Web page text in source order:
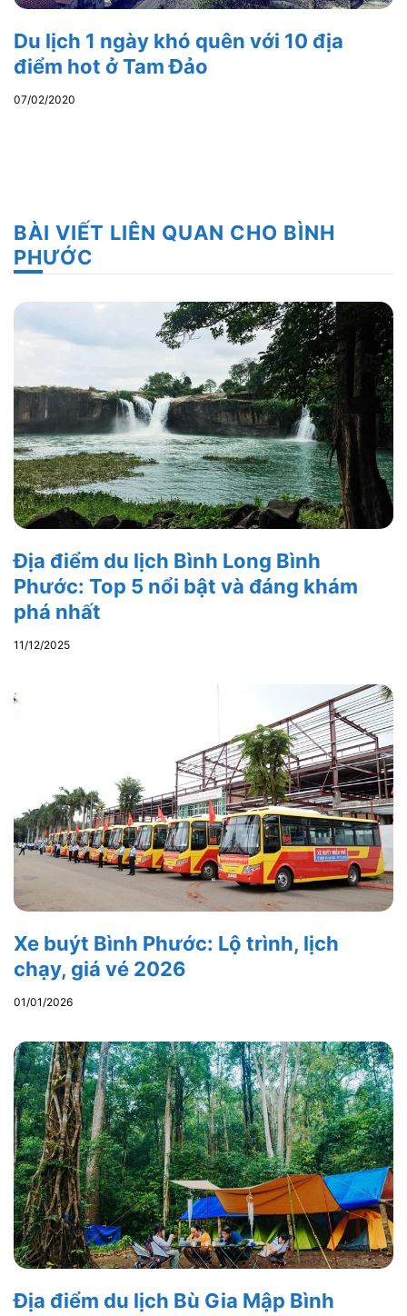
Du lịch 1 ngày khó quên với 10 địa
điểm hot ở Tam Đảo
07/02/2020
BÀI VIẾT LIÊN QUAN CHO BÌNH
PHƯỚC
Địa điểm du lịch Bình Long Bình
Phước: Top 5 nổi bật và đáng khám
phá nhất
11/12/2025
Xe buýt Bình Phước: Lộ trình, lịch
chạy, giá vé 2026
01/01/2026
Địa điểm du lịch Bù Gia Mập Bình